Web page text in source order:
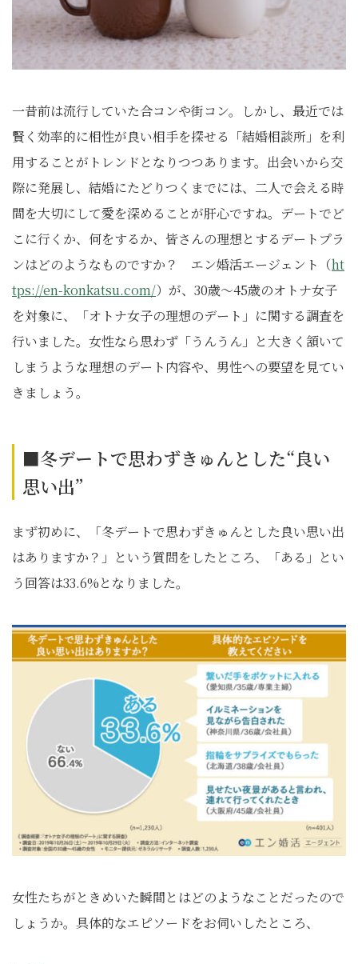
一昔前は流行していた合コンや街コン。しかし、最近では
賢く効率的に相性が良い相手を探せる「結婚相談所」を利
用することがトレンドとなりつつあります。出会いから交
際に発展し、結婚にたどりつくまでには、二人で会える時
間を大切にして愛を深めることが肝心ですね。デートでど
こに行くか、何をするか、皆さんの理想とするデートプラ
ンはどのようなものですか？ エン婚活エージェント（ht
tps://en-konkatsu.com/）が、30歳～45歳のオトナ女子
を対象に、「オトナ女子の理想のデート」に関する調査を
行いました。女性なら思わず「うんうん」と大きく頷いて
しまうような理想のデート内容や、男性への要望を見てい
きましょう。
■冬デートで思わずきゅんとした“良い
思い出”
まず初めに、「冬デートで思わずきゅんとした良い思い出
はありますか？」という質問をしたところ、「ある」とい
う回答は33.6%となりました。
女性たちがときめいた瞬間とはどのようなことだったので
しょうか。具体的なエピソードをお伺いしたところ、